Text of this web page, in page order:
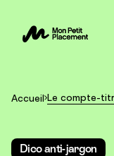
Accueil Le compte-
Dico anti-jargon